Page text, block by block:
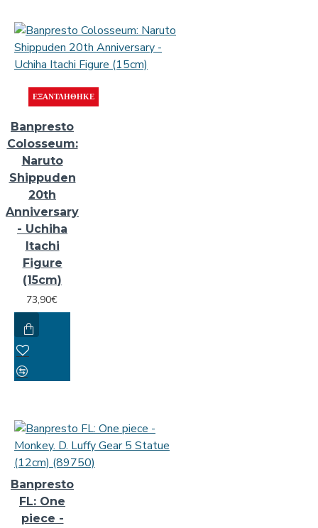
ΕΞΑΝΤΛΉΘΗΚΕ
Banpresto
Colosseum:
Naruto
Shippuden
20th
Anniversary
- Uchiha
Itachi
Figure
(15cm)
73,90€
Banpresto
FL: One
piece -